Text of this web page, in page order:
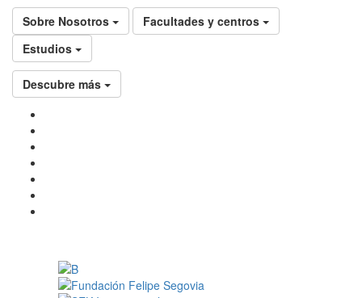
Sobre Nosotros
Facultades y centros
Estudios
Descubre más